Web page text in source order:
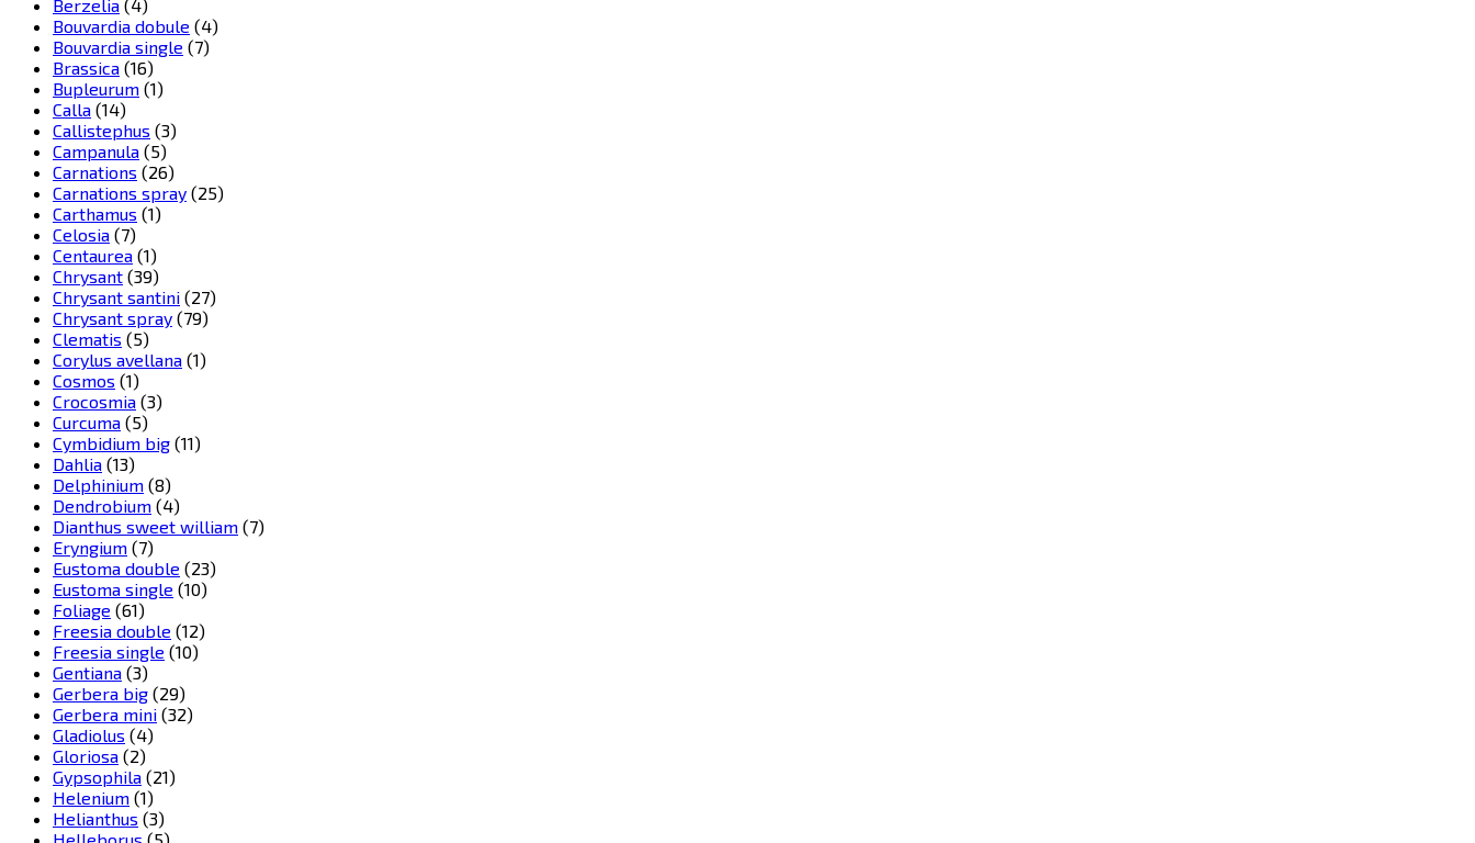
Berzelia (4)
Bouvardia dobule (4)
Bouvardia single (7)
Brassica (16)
Bupleurum (1)
Calla (14)
Callistephus (3)
Campanula (5)
Carnations (26)
Carnations spray (25)
Carthamus (1)
Celosia (7)
Centaurea (1)
Chrysant (39)
Chrysant santini (27)
Chrysant spray (79)
Clematis (5)
Corylus avellana (1)
Cosmos (1)
Crocosmia (3)
Curcuma (5)
Cymbidium big (11)
Dahlia (13)
Delphinium (8)
Dendrobium (4)
Dianthus sweet william (7)
Eryngium (7)
Eustoma double (23)
Eustoma single (10)
Foliage (61)
Freesia double (12)
Freesia single (10)
Gentiana (3)
Gerbera big (29)
Gerbera mini (32)
Gladiolus (4)
Gloriosa (2)
Gypsophila (21)
Helenium (1)
Helianthus (3)
Helleborus (5)